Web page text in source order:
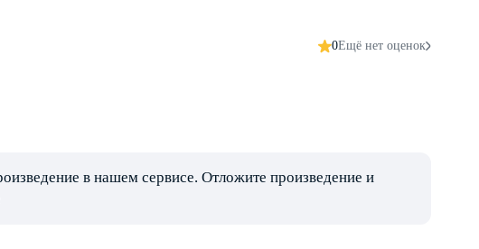
0Ещё нет оценок
в нашем сервисе. Отложите произведение и